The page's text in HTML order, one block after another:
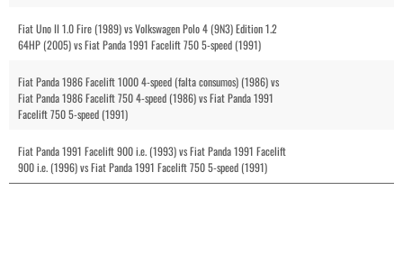
Fiat Uno II 1.0 Fire (1989) vs Volkswagen Polo 4 (9N3) Edition 1.2
64HP (2005) vs Fiat Panda 1991 Facelift 750 5-speed (1991)
Fiat Panda 1986 Facelift 1000 4-speed (falta consumos) (1986) vs
Fiat Panda 1986 Facelift 750 4-speed (1986) vs Fiat Panda 1991
Facelift 750 5-speed (1991)
Fiat Panda 1991 Facelift 900 i.e. (1993) vs Fiat Panda 1991 Facelift
900 i.e. (1996) vs Fiat Panda 1991 Facelift 750 5-speed (1991)